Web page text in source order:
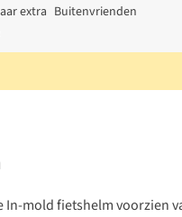
extra Buitenvrienden
In-mold fietshelm voorzien